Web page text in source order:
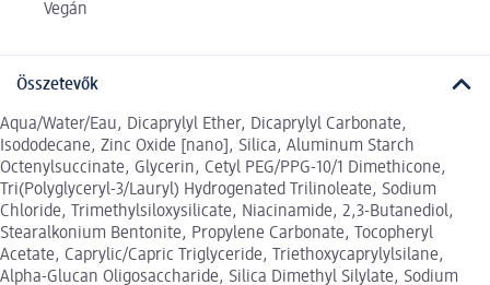
Vegán
Összetevők
Aqua/Water/Eau, Dicaprylyl Ether, Dicaprylyl Carbonate,
Isododecane, Zinc Oxide [nano], Silica, Aluminum Starch
Octenylsuccinate, Glycerin, Cetyl PEG/PPG-10/1 Dimethicone,
Tri(Polyglyceryl-3/Lauryl) Hydrogenated Trilinoleate, Sodium
Chloride, Trimethylsiloxysilicate, Niacinamide, 2,3-Butanediol,
Stearalkonium Bentonite, Propylene Carbonate, Tocopheryl
Acetate, Caprylic/Capric Triglyceride, Triethoxycaprylylsilane,
Alpha-Glucan Oligosaccharide, Silica Dimethyl Silylate, Sodium